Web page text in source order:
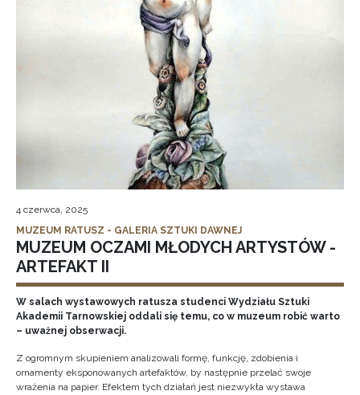
4 czerwca, 2025
MUZEUM RATUSZ - GALERIA SZTUKI DAWNEJ
MUZEUM OCZAMI MŁODYCH ARTYSTÓW -
ARTEFAKT II
W salach wystawowych ratusza studenci Wydziału Sztuki
Akademii Tarnowskiej oddali się temu, co w muzeum robić warto
– uważnej obserwacji.
Z ogromnym skupieniem analizowali formę, funkcję, zdobienia i
ornamenty eksponowanych artefaktów, by następnie przelać swoje
wrażenia na papier. Efektem tych działań jest niezwykła wystawa